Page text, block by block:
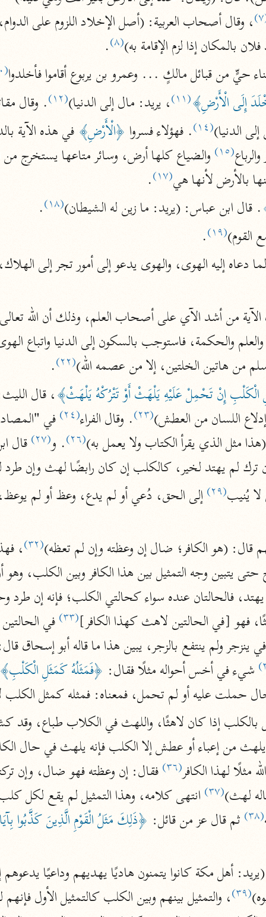
نحو ١١ مجلدًا
التسهيل لعلوم التنزيل
ابن جُزَيّ (٧٤١ هـ)
موسوعات
روح المعاني
الآلوسي (١٢٧٠ هـ)
نحو ٢٨ مجلدًا
مفاتيح الغيب
أضواء البيان
محمد الأمين الشنقيطي (١٣٩٤ هـ)
نحو ١١ مجلدًا
نظم الدرر
البقاعي (٨٨٥ هـ)
نحو ٢٠ مجلدًا
لغة وبلاغة
التحرير والتنوير
ابن عاشور (١٣٩٣ هـ)
المحرر الوجيز
ابن عطية (٥٤٦ هـ)
نحو ٨ مجلدات
البحر المحيط
أبو حيان (٧٤٥ هـ)
نحو ١٦ مجلدًا
التفسير البسيط
الواحدي (٤٦٨ هـ)
إرشاد العقل السليم
أبو السعود (٩٨٢ هـ)
نحو ٩ مجلدات
الكشاف
الزمخشري (٥٣٨ هـ)
نحو ٨ مجلدات
مركَّزة
آثار
بالمكان إذا لزم الإقامة به)(٨) .
حيٍّ من قبائل مالكٍ ... وعمرو بن يربوع أقاموا فأخلدوا(١٠)
إِلَى الْأَرْضِ﴾(١١) ، يريد: مال إلى الدنيا)(١٢) . وقال
الدنيا)(١٤) . فهؤلاء فسروا ﴿الْأَرْضِ﴾
(١٥)
بالأرض لأنها هي(١٧)
.
. قال ابن عباس: (يريد: ما زين له الشيطان)(١٨)
.
القوم)(١٩)
.
دعاه إليه الهوى، والهوى يدعو إلى أمور تجر إلى
من هاتين الخلتين، إلا من عصمه الله)(٢٢)
.
الْكَلْبِ إِنْ تَحْمِلْ عَلَيْهِ يَلْهَثْ أَوْ تَتْرُكْهُ يَلْهَثْ﴾
اللسان من العطش)(٢٣) . وقال الفراء(٢٤)
مثل الذي يقرأ الكتاب ولا يعمل به)(٢٦) . و(٢٧)
ترك لم يهتد لخير، كالكلب إن كان رابضًا لهث وإن
يُنيب(٢٩) إلى الحق، دُعي أو لم يدع، وعظ أو لم
(هو الكافر؛ ضال إن وعظته وإن لم تعظه)(٣٢)
فهو [في الحالتين لاهث كهذا الكافر](٣٣)
شيء في أخس أحواله مثلًا فقال: ﴿فَمَثَلُهُ كَمَثَلِ الْكَلْبِ﴾
حملت عليه أو لم تحمل، فمعناه: فمثله كمثل الكلب
مثلًا لهذا الكافر(٣٦)
لهث)(٣٧)
(٣٨) ثم قال عز من قائل: ﴿ذَلِكَ مَثَلُ الْقَوْمِ الَّذِينَ كَذَّبُوا
(٣٩)